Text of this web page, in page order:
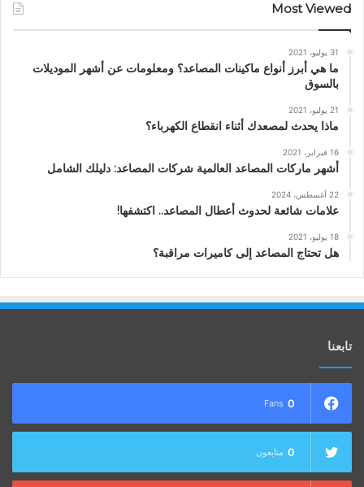
Most Viewed
31 يوليو، 2021
ما هي أبرز أنواع ماكينات المصاعد؟ ومعلومات عن أشهر الموديلات
بالسوق
21 يوليو، 2021
ماذا يحدث لمصعدك أثناء انقطاع الكهرباء؟
16 فبراير، 2021
أشهر ماركات المصاعد العالمية شركات المصاعد: دليلك الشامل
22 أغسطس، 2024
علامات شائعة لحدوث أعطال المصاعد.. اكتشفها!
18 يوليو، 2021
هل تحتاج المصاعد إلى كاميرات مراقبة؟
تابعنا
0
Fans
0 متابعون